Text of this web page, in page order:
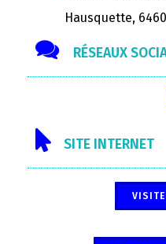
Hausquette,
RÉSEAUX
SITE INTERNET